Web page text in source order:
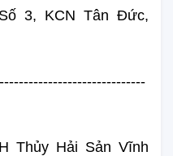
3, KCN Tân Đức,
Thủy Hải Sản Vĩnh